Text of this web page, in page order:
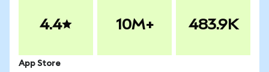
4.4 10M+ 483.9K
App Store